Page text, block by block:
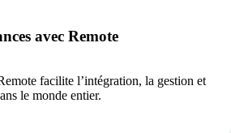
avec Remote
facilite l’intégration, la gestion et
le monde entier.